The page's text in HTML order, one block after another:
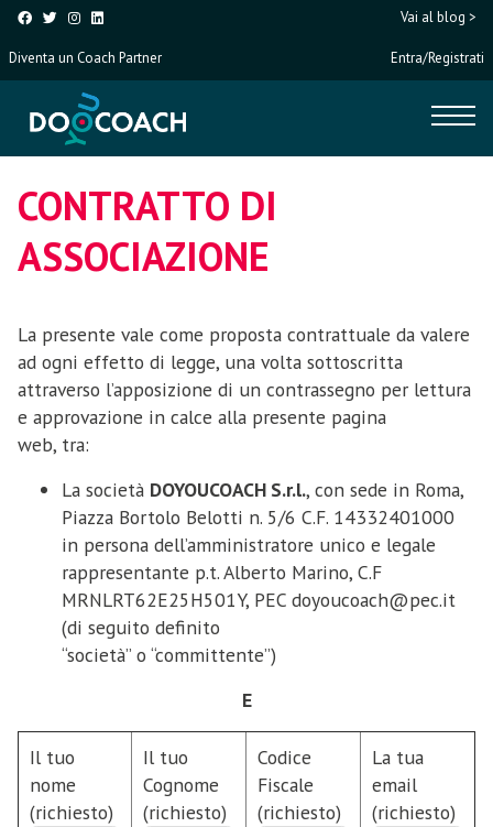
Vai al blog >
Diventa un Coach Partner Entra/Registrati
CONTRATTO DI
ASSOCIAZIONE
La presente vale come proposta contrattuale da valere
ad ogni effetto di legge, una volta sottoscritta
attraverso l’apposizione di un contrassegno per lettura
e approvazione in calce alla presente pagina
web, tra:
La società DOYOUCOACH S.r.l., con sede in Roma,
Piazza Bortolo Belotti n. 5/6 C.F. 14332401000
in persona dell’amministratore unico e legale
rappresentante p.t. Alberto Marino, C.F
MRNLRT62E25H501Y, PEC doyoucoach@pec.it
(di seguito definito
“società” o “committente”)
E
Il tuo
nome
(richiesto)
Il tuo
Cognome
(richiesto)
Codice
Fiscale
(richiesto)
La tua
email
(richiesto)